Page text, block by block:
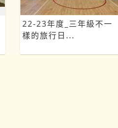
22-23年度_三年級不一
樣的旅行日...